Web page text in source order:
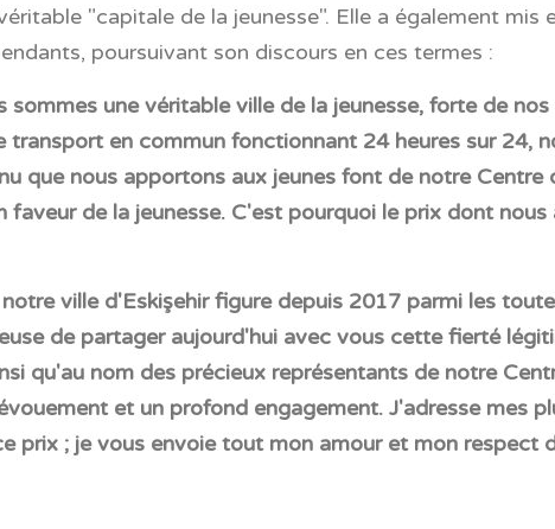
"capitale de la jeunesse". Elle a également mis
poursuivant son discours en ces termes :
une véritable ville de la jeunesse, forte de
en commun fonctionnant 24 heures sur 24,
que nous apportons aux jeunes font de notre Centre
de la jeunesse. C'est pourquoi le prix dont nous
ville d'Eskişehir figure depuis 2017 parmi les
de partager aujourd'hui avec vous cette fierté
qu'au nom des précieux représentants de notre
et un profond engagement. J'adresse mes
prix ; je vous envoie tout mon amour et mon respect